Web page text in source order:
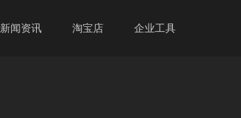
新闻资讯 淘宝店 企业工具